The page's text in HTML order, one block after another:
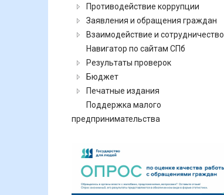
Противодействие коррупции
Заявления и обращения граждан
Взаимодействие и сотрудничество
Навигатор по сайтам СПб
Результаты проверок
Бюджет
Печатные издания
Поддержка малого
предпринимательства